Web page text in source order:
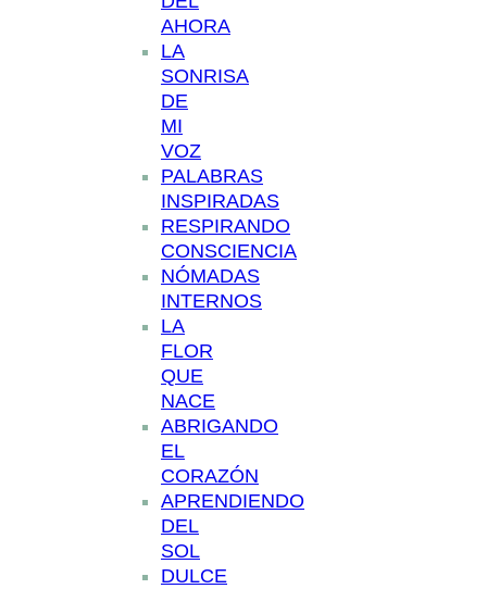
AHORA
LA
SONRISA
DE
MI
VOZ
PALABRAS
INSPIRADAS
RESPIRANDO
CONSCIENCIA
NÓMADAS
INTERNOS
LA
FLOR
QUE
NACE
ABRIGANDO
EL
CORAZÓN
APRENDIENDO
DEL
SOL
DULCE